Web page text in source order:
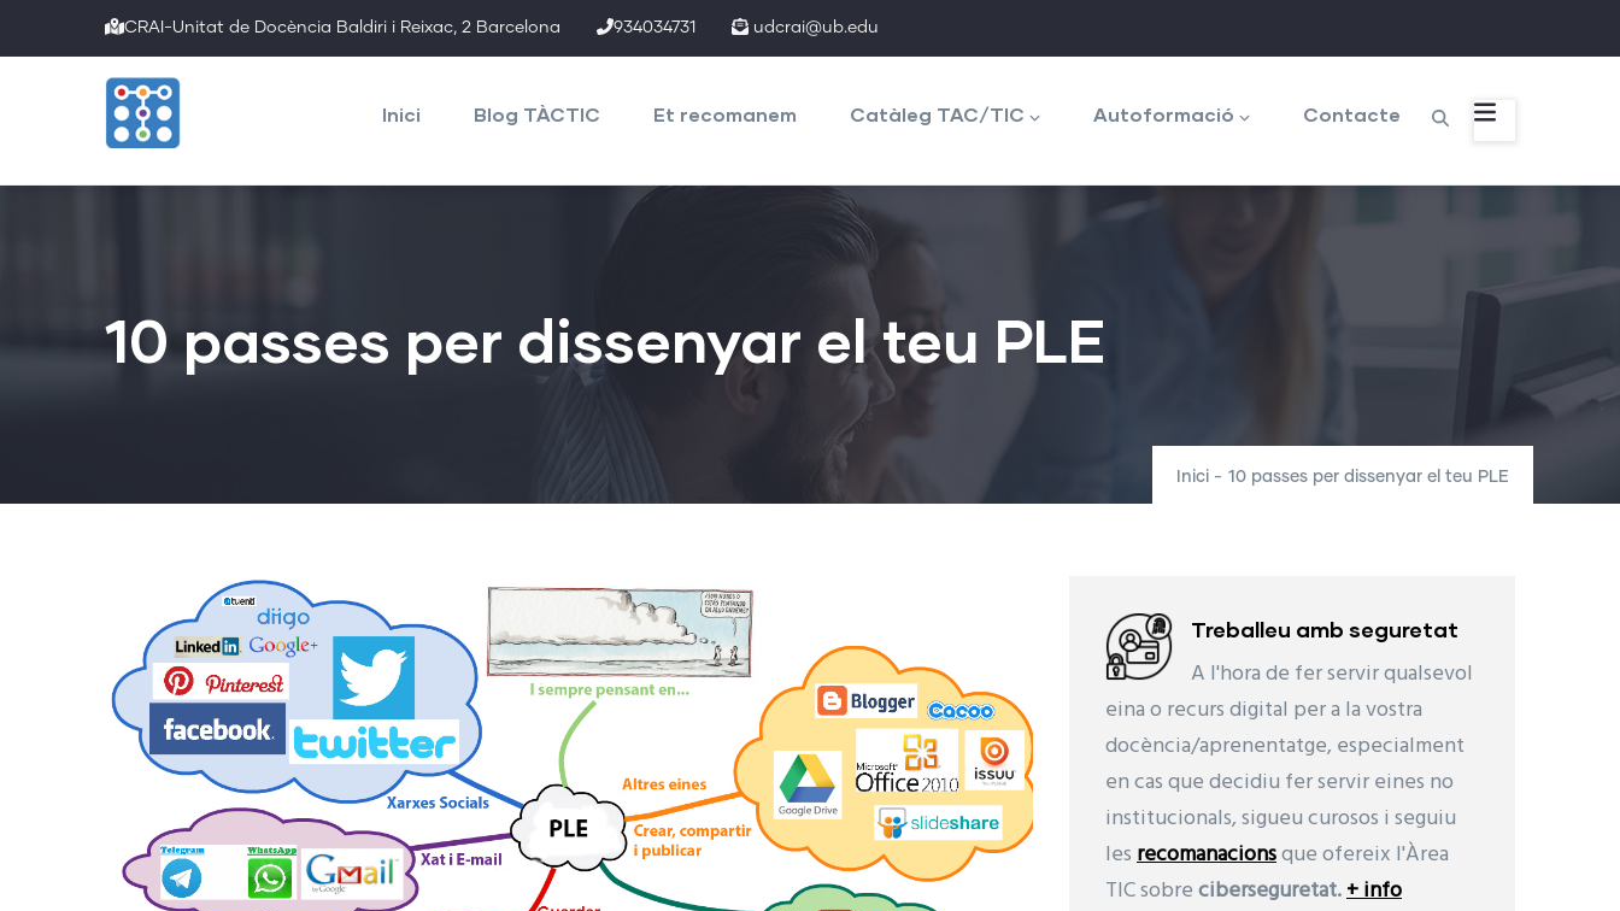
to
CRAI-Unitat de Docència Baldiri i Reixac, 2 Barcelona 934034731 udcrai@ub.edu
navigation
Inici Blog TÀCTIC Et recomanem Catàleg TAC/TIC Autoformació Contacte
10 passes per dissenyar el teu PLE
Inici - 10 passes per dissenyar el teu PLE
Treballeu amb seguretat
A l'hora de fer servir qualsevol
eina o recurs digital per a la vostra
docència/aprenentatge, especialment
en cas que decidiu fer servir eines no
institucionals, sigueu curosos i seguiu
lesrecomanacionsque ofereix l'Àrea
TIC sobreciberseguretat.+ info